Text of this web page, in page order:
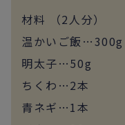
材料 （2人分）
温かいご飯…300g
明太子…50g
ちくわ…2本
青ネギ…1本